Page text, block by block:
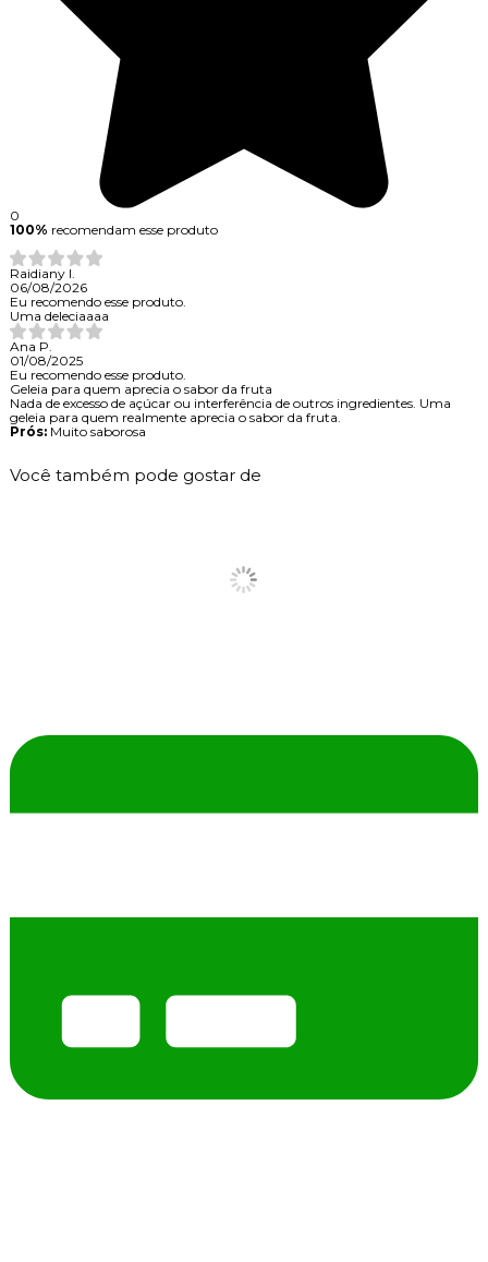
0
100% recomendam esse produto
Raidiany I.
06/08/2026
Eu recomendo esse produto.
Uma deleciaaaa
Ana P.
01/08/2025
Eu recomendo esse produto.
Geleia para quem aprecia o sabor da fruta
Nada de excesso de açúcar ou interferência de outros ingredientes. Uma
geleia para quem realmente aprecia o sabor da fruta.
Prós: Muito saborosa
Você também pode gostar de